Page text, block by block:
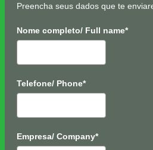
Preencha seus dados que te
Nome completo/ Full name*
Telefone/ Phone*
Empresa/ Company*